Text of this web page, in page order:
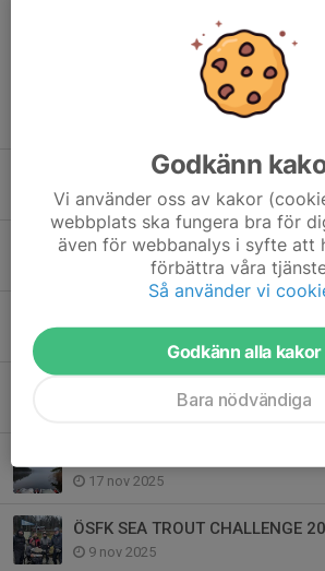
Årets ÖSFKare 2025
14 maj, 20:13
Pris KM Pimpel utdelat
13 maj, 23:44
17 nov 2025
ÖSFK SEA TROUT CHALLENGE
9 nov 2025
Godkänn
Vi använder oss av kakor
webbplats ska fungera bra för
även för webbanalys i syfte att
förbättra våra
Så använder vi
Godkänn alla kakor
Bara nödvändiga